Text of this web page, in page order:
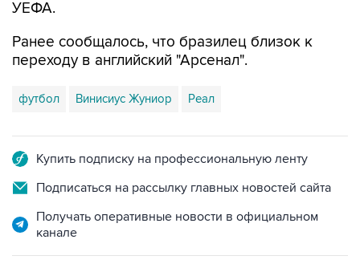
УЕФА.
Ранее сообщалось, что бразилец близок к
переходу в английский "Арсенал".
футбол Винисиус Жуниор Реал
Купить подписку на профессиональную ленту
Подписаться на рассылку главных новостей сайта
Получать оперативные новости в официальном
канале